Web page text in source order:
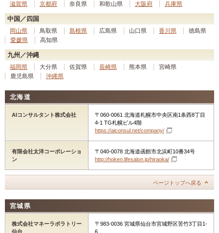
滋賀県 京都府 奈良県 和歌山県 大阪府 兵庫県
中国／四国
岡山県 鳥取県 島根県 広島県 山口県 香川県
徳島県
愛媛県
高知県
九州／沖縄
福岡県 大分県 佐賀県 長崎県 熊本県
宮崎県
鹿児島県
沖縄県
北海道
AIコンサルタント株式会社
〒060-0061 北海道札幌市中央区南1条西8丁目
4-1 TG札幌ビル4階
https://aiconsul.net/company/
有限会社太洋コーポレーショ
ン
〒040-0078 北海道函館市北浜町10番34号
http://hoken.lifesalon.jp/hiraoka/
ページトップへ戻る
宮城県
株式会社マネーラボラトリー
仙台
〒983-0036 宮城県仙台市宮城野区苦竹3丁目1-
6